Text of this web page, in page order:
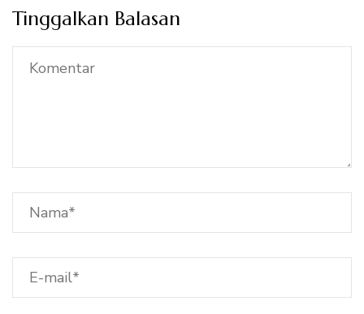
Tinggalkan Balasan